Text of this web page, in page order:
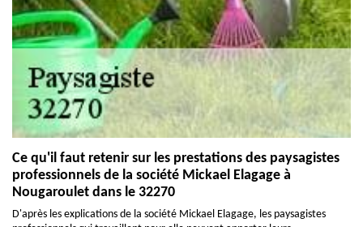
Ce qu'il faut retenir sur les prestations des paysagistes
professionnels de la société Mickael Elagage à
Nougaroulet dans le 32270
D'après les explications de la société Mickael Elagage, les paysagistes